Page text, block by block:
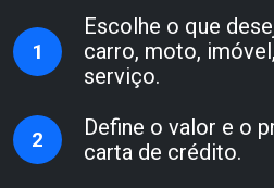
1
Escolhe o que
carro, moto,
serviço.
2
Define o valor e o
carta de crédito.